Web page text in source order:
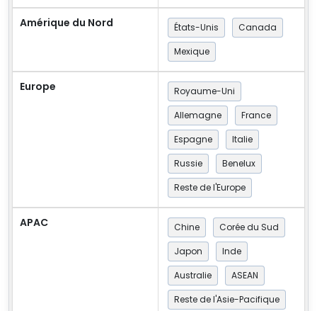
Amérique du Nord États-Unis
Canada
Mexique
Europe
Royaume-Uni
Allemagne
France
Espagne
Italie
Russie
Benelux
Reste de l'Europe
APAC Chine
Corée du Sud
Japon
Inde
Australie
ASEAN
Reste de l'Asie-Pacifique